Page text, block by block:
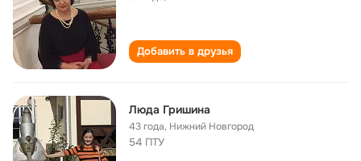
Добавить в друзья
Люда Гришина
43 года, Нижний Новгород
54 ПТУ